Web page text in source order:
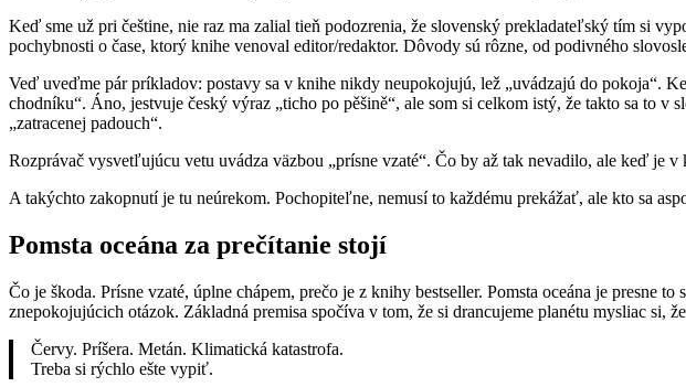
Keď sme už pri češtine, nie raz ma zalial tieň podozrenia, že slovenský prekladateľský tím si
pochybnosti o čase, ktorý knihe venoval editor/redaktor. Dôvody sú rôzne, od podivného
Veď uveďme pár príkladov: postavy sa v knihe nikdy neupokojujú, lež „uvádzajú do pokoja“.
chodníku“. Áno, jestvuje český výraz „ticho po pěšině“, ale som si celkom istý, že takto sa to
„zatracenej padouch“.
Rozprávač vysvetľujúcu vetu uvádza väzbou „prísne vzaté“. Čo by až tak nevadilo, ale keď je
A takýchto zakopnutí je tu neúrekom. Pochopiteľne, nemusí to každému prekážať, ale kto sa
Pomsta oceána za prečítanie stojí
Čo je škoda. Prísne vzaté, úplne chápem, prečo je z knihy bestseller. Pomsta oceána je
znepokojujúcich otázok. Základná premisa spočíva v tom, že si drancujeme planétu mysliac
Červy. Príšera. Metán. Klimatická katastrofa.
Treba si rýchlo ešte vypiť.